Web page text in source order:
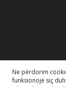
Ne përdorim
funksionojë siç